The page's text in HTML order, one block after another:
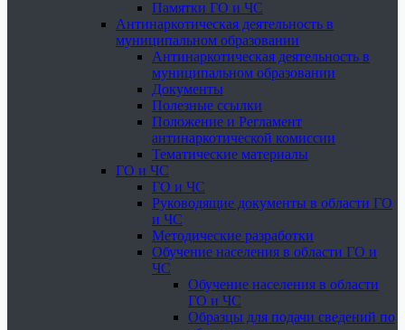
Памятки ГО и ЧС
Антинаркотическая деятельность в
муниципальном образовании
Антинаркотическая деятельность в
муниципальном образовании
Документы
Полезные ссылки
Положение и Регламент
антинаркотической комиссии
Тематические материалы
ГО и ЧС
ГО и ЧС
Руководящие документы в области ГО
и ЧС
Методические разработки
Обучение населения в области ГО и
ЧС
Обучение населения в области
ГО и ЧС
Образцы для подачи сведений по